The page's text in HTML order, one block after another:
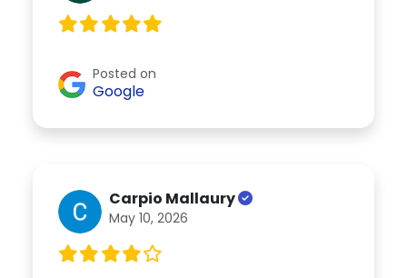
Posted on
Google
Carpio Mallaury
May 10, 2026